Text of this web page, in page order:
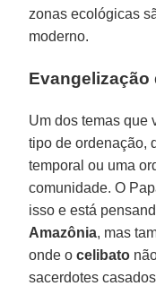
zonas ecológicas
moderno.
Um dos temas que
tipo de ordenação,
temporal ou uma
comunidade. O
isso e está
Amazônia, mas
onde ocelibato
sacerdotes